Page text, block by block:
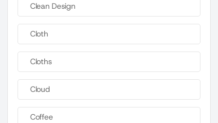
Clean Design
Cloth
Cloths
Cloud
Coffee